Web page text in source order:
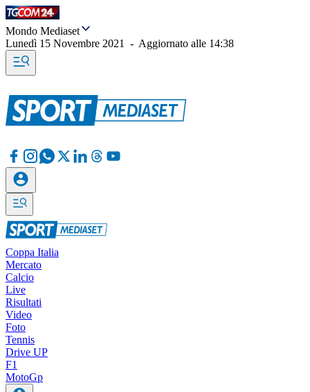
Mondo Mediaset
Lunedì 15 Novembre 2021
- Aggiornato alle 14:38
Coppa Italia
Mercato
Calcio
Live
Risultati
Video
Foto
Tennis
Drive UP
F1
MotoGp